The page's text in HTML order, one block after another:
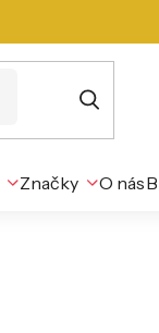
Značky O nás